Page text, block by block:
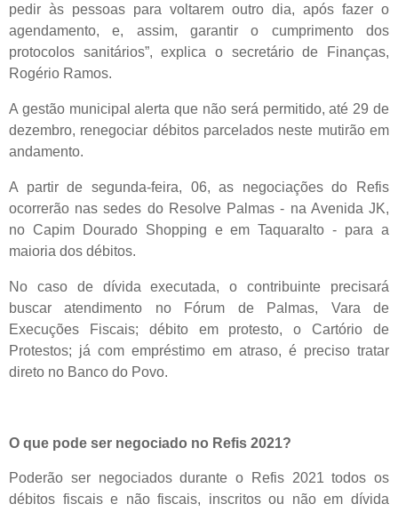
pedir às pessoas para voltarem outro dia, após fazer o
agendamento, e, assim, garantir o cumprimento dos
protocolos sanitários”, explica o secretário de Finanças,
Rogério Ramos.
A gestão municipal alerta que não será permitido, até 29 de
dezembro, renegociar débitos parcelados neste mutirão em
andamento.
A partir de segunda-feira, 06, as negociações do Refis
ocorrerão nas sedes do Resolve Palmas - na Avenida JK,
no Capim Dourado Shopping e em Taquaralto - para a
maioria dos débitos.
No caso de dívida executada, o contribuinte precisará
buscar atendimento no Fórum de Palmas, Vara de
Execuções Fiscais; débito em protesto, o Cartório de
Protestos; já com empréstimo em atraso, é preciso tratar
direto no Banco do Povo.
O que pode ser negociado no Refis 2021?
Poderão ser negociados durante o Refis 2021 todos os
débitos fiscais e não fiscais, inscritos ou não em dívida